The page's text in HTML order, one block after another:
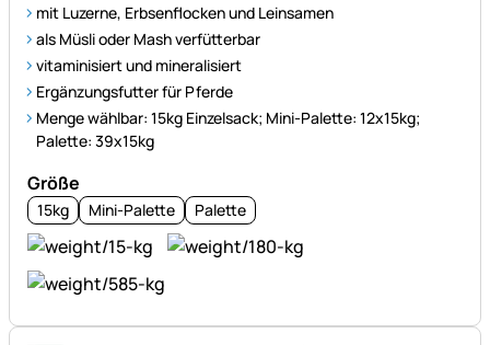
mit Luzerne, Erbsenflocken und Leinsamen
als Müsli oder Mash verfütterbar
vitaminisiert und mineralisiert
Ergänzungsfutter für Pferde
Menge wählbar: 15kg Einzelsack; Mini-Palette: 12x15kg;
Palette: 39x15kg
Größe
15kg Mini-Palette Palette